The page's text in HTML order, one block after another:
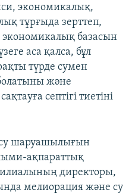
экономикалық,
тұрғыда зерттеп,
экономикалық базасын
аса қалса, бұл
түрде сумен
және
септігі тиетіні
шаруашылығын
ақпараттық
директоры,
мелиорация және су